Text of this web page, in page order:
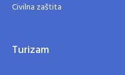
Civilna zaštita
Turizam